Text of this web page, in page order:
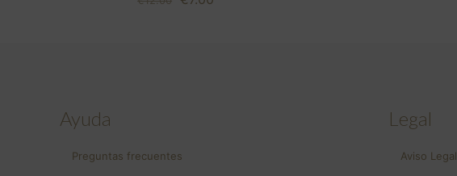
Ayuda
Preguntas frecuentes
Legal
Aviso Legal